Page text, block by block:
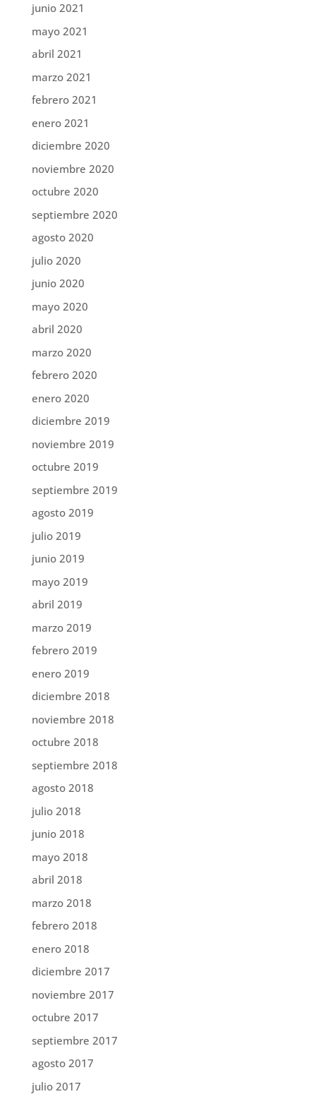
junio 2021
mayo 2021
abril 2021
marzo 2021
febrero 2021
enero 2021
diciembre 2020
noviembre 2020
octubre 2020
septiembre 2020
agosto 2020
julio 2020
junio 2020
mayo 2020
abril 2020
marzo 2020
febrero 2020
enero 2020
diciembre 2019
noviembre 2019
octubre 2019
septiembre 2019
agosto 2019
julio 2019
junio 2019
mayo 2019
abril 2019
marzo 2019
febrero 2019
enero 2019
diciembre 2018
noviembre 2018
octubre 2018
septiembre 2018
agosto 2018
julio 2018
junio 2018
mayo 2018
abril 2018
marzo 2018
febrero 2018
enero 2018
diciembre 2017
noviembre 2017
octubre 2017
septiembre 2017
agosto 2017
julio 2017